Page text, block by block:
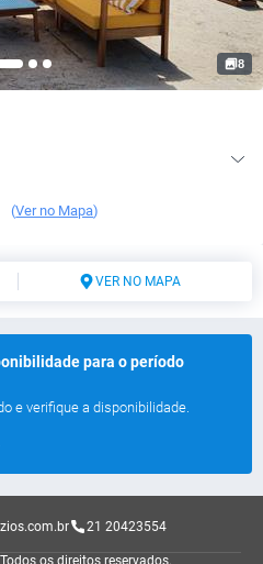
(Ver no Mapa)
8
VER NO MAPA
para o período
e verifique a disponibilidade.
21 20423554
Todos os direitos reservados.